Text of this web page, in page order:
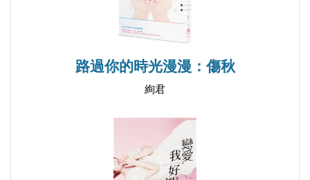
Day 33 你將空氣帶走了
Day 34 你是我在乎的世界
Day 35 珍惜
Day 39 我的風景從此改變了
Day 40 擁抱全世界
路過你的時光漫漫：傷秋
絢君